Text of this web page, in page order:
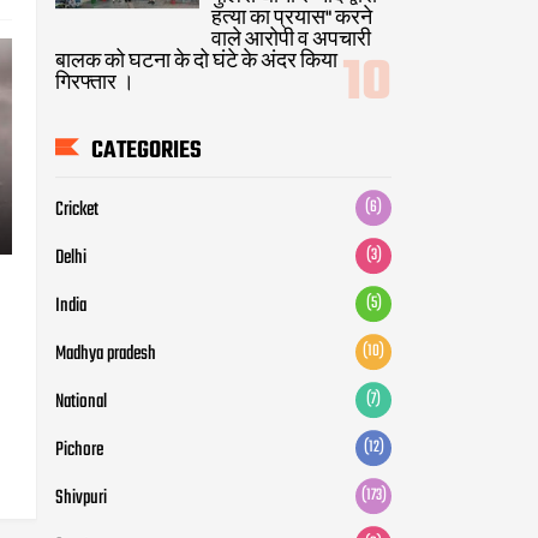
हत्या का प्रयास" करने
वाले आरोपी व अपचारी
बालक को घटना के दो घंटे के अंदर किया
गिरफ्तार ।
CATEGORIES
Cricket (6)
Delhi (3)
India (5)
Madhya pradesh (10)
National (7)
Pichore (12)
Shivpuri (173)